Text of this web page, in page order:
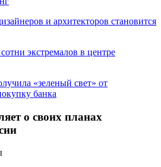
и архитекторов становится
экстремалов в центре
«зеленый свет» от
банка
о своих планах